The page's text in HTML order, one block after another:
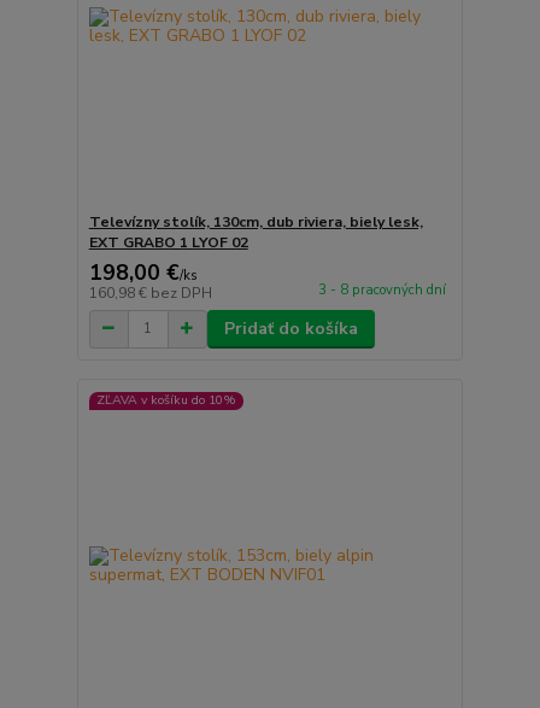
Televízny stolík, 130cm, dub riviera, biely lesk,
EXT GRABO 1 LYOF 02
198,00 €/ks
160,98 € bez DPH 3 - 8 pracovných dní
Pridať do košíka
ZĽAVA v košíku do 10%